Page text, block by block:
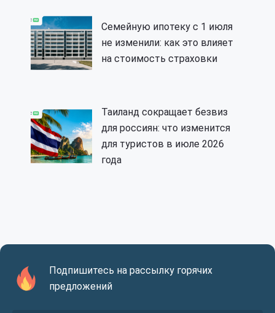
Семейную ипотеку с 1 июля
не изменили: как это влияет
на стоимость страховки
Таиланд сокращает безвиз
для россиян: что изменится
для туристов в июле 2026
года
Подпишитесь на рассылку горячих
предложений